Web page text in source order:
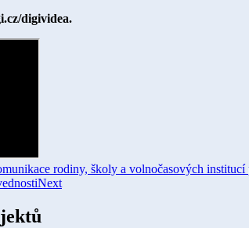
digividea.
rodiny, školy a volnočasových
Next